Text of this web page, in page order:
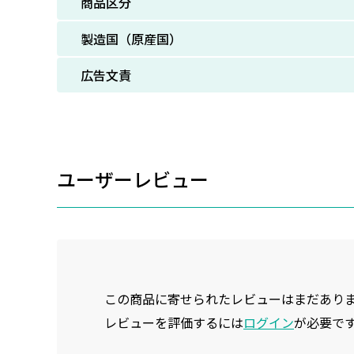
製造国（原産国）
広告文責
ユーザーレビュー
この商品に寄せられたレビューはまだあり
レビューを評価するにはログインが必要です